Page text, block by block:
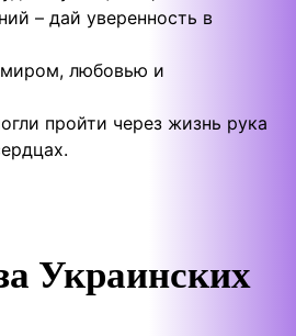
– дай уверенность в
любовью и
пройти через жизнь рука
Украинских